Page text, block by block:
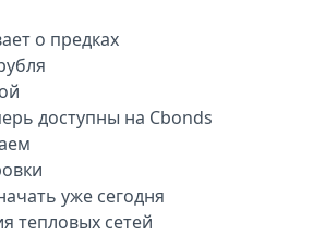
о предках
доступны на Cbonds
уже сегодня
тепловых сетей